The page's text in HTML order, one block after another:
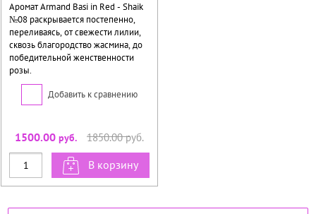
Аромат Armand Basi in Red - Shaik
№08 раскрывается постепенно,
переливаясь, от свежести лилии,
сквозь благородство жасмина, до
победительной женственности
розы.
Добавить к сравнению
1500.00 руб. 1850.00руб.
В корзину